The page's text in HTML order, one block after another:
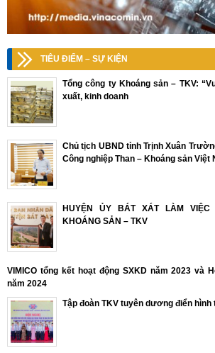
TIÊU ĐIỂM – SỰ KIỆN
Tổng công ty Khoáng sản – TKV:
xuất, kinh doanh
Chủ tịch UBND tỉnh Trịnh Xuân
Công nghiệp Than – Khoáng sản Việt
HUYỆN ỦY BÁT XÁT LÀM VIỆC
KHOÁNG SẢN – TKV
VIMICO tổng kết hoạt động SXKD năm 2023 và
năm 2024
Tập đoàn TKV tuyên dương điển